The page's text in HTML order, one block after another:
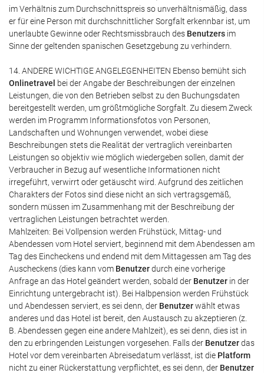
im Verhältnis zum Durchschnittspreis so unverhältnismäßig, dass
er für eine Person mit durchschnittlicher Sorgfalt erkennbar ist, um
unerlaubte Gewinne oder Rechtsmissbrauch des Benutzers im
Sinne der geltenden spanischen Gesetzgebung zu verhindern.
14. ANDERE WICHTIGE ANGELEGENHEITEN Ebenso bemüht sich
Onlinetravel bei der Angabe der Beschreibungen der einzelnen
Leistungen, die von den Betrieben selbst zu den Buchungsdaten
bereitgestellt werden, um größtmögliche Sorgfalt. Zu diesem Zweck
werden im Programm Informationsfotos von Personen,
Landschaften und Wohnungen verwendet, wobei diese
Beschreibungen stets die Realität der vertraglich vereinbarten
Leistungen so objektiv wie möglich wiedergeben sollen, damit der
Verbraucher in Bezug auf wesentliche Informationen nicht
irregeführt, verwirrt oder getäuscht wird. Aufgrund des zeitlichen
Charakters der Fotos sind diese nicht an sich vertragsgemäß,
sondern müssen im Zusammenhang mit der Beschreibung der
vertraglichen Leistungen betrachtet werden.
Mahlzeiten: Bei Vollpension werden Frühstück, Mittag- und
Abendessen vom Hotel serviert, beginnend mit dem Abendessen am
Tag des Eincheckens und endend mit dem Mittagessen am Tag des
Auscheckens (dies kann vom Benutzerdurch eine vorherige
Anfrage an das Hotel geändert werden, sobald der Benutzer in der
Einrichtung untergebracht ist). Bei Halbpension werden Frühstück
und Abendessen serviert, es sei denn, der Benutzerwählt etwas
anderes und das Hotel ist bereit, den Austausch zu akzeptieren (z.
B. Abendessen gegen eine andere Mahlzeit), es sei denn, dies ist in
den zu erbringenden Leistungen vorgesehen. Falls der Benutzerdas
Hotel vor dem vereinbarten Abreisedatum verlässt, ist die Platform
nicht zu einer Rückerstattung verpflichtet, es sei denn, der Benutzer